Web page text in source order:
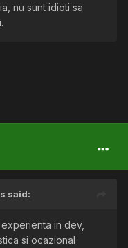
nu sunt idioti sa
said:
in dev,
si ocazional